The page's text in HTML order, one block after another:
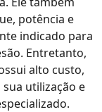
potência e
indicado para
Entretanto,
alto custo,
utilização e